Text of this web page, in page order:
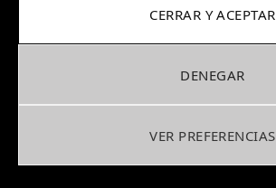
CERRAR Y ACEPTAR
DENEGAR
VER PREFERENCIAS